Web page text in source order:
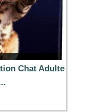
Chat Adulte